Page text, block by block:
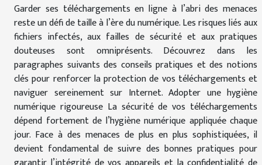
Garder ses téléchargements en ligne à l’abri des menaces
reste un défi de taille à l’ère du numérique. Les risques liés aux
fichiers infectés, aux failles de sécurité et aux pratiques
douteuses sont omniprésents. Découvrez dans les
paragraphes suivants des conseils pratiques et des notions
clés pour renforcer la protection de vos téléchargements et
naviguer sereinement sur Internet. Adopter une hygiène
numérique rigoureuse La sécurité de vos téléchargements
dépend fortement de l’hygiène numérique appliquée chaque
jour. Face à des menaces de plus en plus sophistiquées, il
devient fondamental de suivre des bonnes pratiques pour